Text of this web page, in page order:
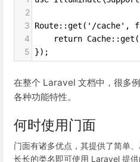
2
3
Route::get('/cache',
4
return
5 });
在整个 Laravel 文档中，很多
各种功能特性。
何时使用门面
门面有诸多优点，其提供了简单
长长的类名即可使用 Laravel 提